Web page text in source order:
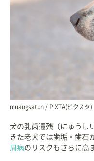
muangsatun / PIXTA(ピクスタ)
犬の乳歯遺残（にゅうし
きた老犬では歯垢・歯石
周病のリスクもさらに高